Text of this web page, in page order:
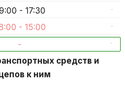
- 17:30 -
- 15:00 -
- -
средств и
к ним